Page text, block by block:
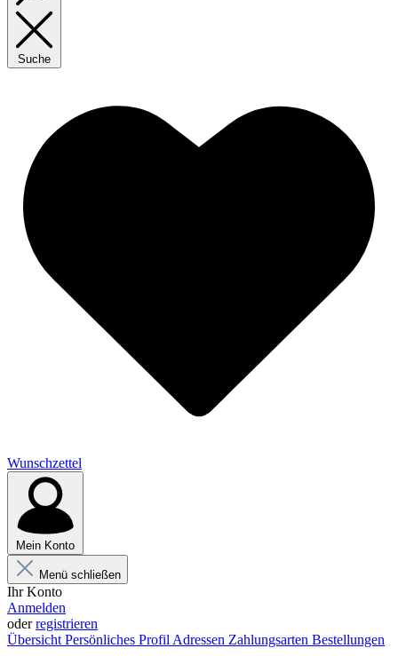
Suche
Wunschzettel
Mein Konto
Menü schließen
Ihr Konto
Anmelden
oderregistrieren
Übersicht Persönliches Profil Adressen Zahlungsarten Bestellungen